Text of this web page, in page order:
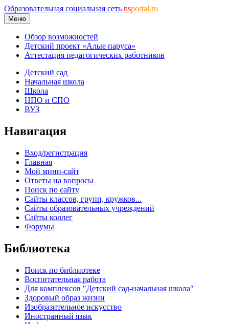
Образовательная социальная сеть nsportal.ru
Меню
Обзор возможностей
Детский проект «Алые паруса»
Аттестация педагогических работников
Детский сад
Начальная школа
Школа
НПО и СПО
ВУЗ
Навигация
Вход/регистрация
Главная
Мой мини-сайт
Ответы на вопросы
Поиск по сайту
Сайты классов, групп, кружков...
Сайты образовательных учреждений
Сайты коллег
Форумы
Библиотека
Поиск по библиотеке
Воспитательная работа
Для комплексов "Детский сад-начальная школа"
Здоровый образ жизни
Изобразительное искусство
Иностранный язык